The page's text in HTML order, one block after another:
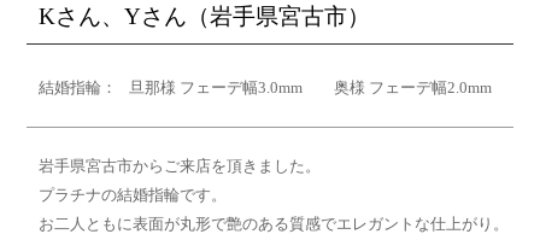
Kさん、Yさん（岩手県宮古市）
結婚指輪： 旦那様 フェーデ幅3.0mm 奥様 フェーデ幅2.0mm
岩手県宮古市からご来店を頂きました。
プラチナの結婚指輪です。
お二人ともに表面が丸形で艶のある質感でエレガントな仕上がり。